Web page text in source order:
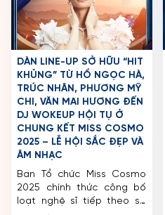
FAQ
Universe 2018 H’Hen Niê.
Cựu chủ […]
DÀN LINE-UP SỞ HỮU “HIT
KHỦNG” TỪ HỒ NGỌC HÀ,
TRÚC NHÂN, PHƯƠNG MỸ
CHI, VĂN MAI HƯƠNG ĐẾN
DJ WOKEUP HỘI TỤ Ở
CHUNG KẾT MISS COSMO
2025 – LỄ HỘI SẮC ĐẸP VÀ
ÂM NHẠC
Ban Tổ chức Miss Cosmo
2025 chính thức công bố
loạt nghệ sĩ tiếp theo sẽ